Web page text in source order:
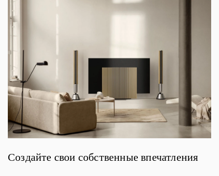
Создайте свои собственные впечатления